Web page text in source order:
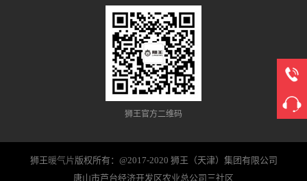
狮王官方二维码
狮王暖气片版权所有：@2017-2020 狮王（天津）集团有限公司
唐山市芦台经济开发区农业总公司三社区